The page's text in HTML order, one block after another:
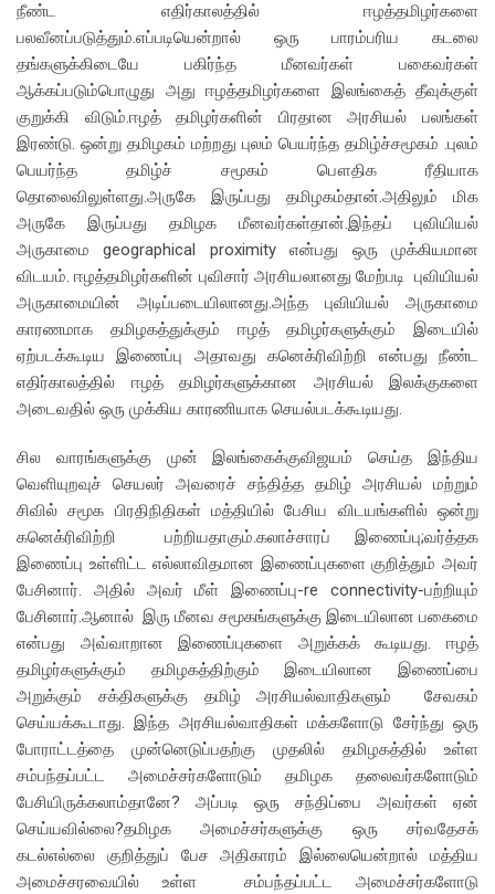
நீண்ட எதிர்காலத்தில் ஈழத்தமிழர்களை
பலவீனப்படுத்தும்.எப்படியென்றால் ஒரு பாரம்பரிய கடலை
தங்களுக்கிடையே பகிர்ந்த மீனவர்கள் பகைவர்கள்
ஆக்கப்படும்பொழுது அது ஈழத்தமிழர்களை இலங்கைத் தீவுக்குள்
குறுக்கி விடும்.ஈழத் தமிழர்களின் பிரதான அரசியல் பலங்கள்
இரண்டு. ஒன்று தமிழகம் மற்றது புலம் பெயர்ந்த தமிழ்ச்சமூகம் .புலம்
பெயர்ந்த தமிழ்ச் சமூகம் பௌதிக ரீதியாக
தொலைவிலுள்ளது.அருகே இருப்பது தமிழகம்தான்.அதிலும் மிக
அருகே இருப்பது தமிழக மீனவர்கள்தான்.இந்தப் புவியியல்
அருகாமை geographical proximity என்பது ஒரு முக்கியமான
விடயம். ஈழத்தமிழர்களின் புவிசார் அரசியலானது மேற்படி புவியியல்
அருகாமையின் அடிப்படையிலானது.அந்த புவியியல் அருகாமை
காரணமாக தமிழகத்துக்கும் ஈழத் தமிழர்களுக்கும் இடையில்
ஏற்படக்கூடிய இணைப்பு அதாவது கனெக்ரிவிற்றி என்பது நீண்ட
எதிர்காலத்தில் ஈழத் தமிழர்களுக்கான அரசியல் இலக்குகளை
அடைவதில் ஒரு முக்கிய காரணியாக செயல்படக்கூடியது.
சில வாரங்களுக்கு முன் இலங்கைக்குவிஜயம் செய்த இந்திய
வெளியுறவுச் செயலர் அவரைச் சந்தித்த தமிழ் அரசியல் மற்றும்
சிவில் சமூக பிரதிநிதிகள் மத்தியில் பேசிய விடயங்களில் ஒன்று
கனெக்ரிவிற்றி பற்றியதாகும்.கலாச்சாரப் இணைப்பு;வர்த்தக
இணைப்பு உள்ளிட்ட எல்லாவிதமான இணைப்புகளை குறித்தும் அவர்
பேசினார். அதில் அவர் மீள் இணைப்பு-re connectivity-பற்றியும்
பேசினார்.ஆனால் இரு மீனவ சமூகங்களுக்கு இடையிலான பகைமை
என்பது அவ்வாறான இணைப்புகளை அறுக்கக் கூடியது. ஈழத்
தமிழர்களுக்கும் தமிழகத்திற்கும் இடையிலான இணைப்பை
அறுக்கும் சக்திகளுக்கு தமிழ் அரசியல்வாதிகளும் சேவகம்
செய்யக்கூடாது. இந்த அரசியல்வாதிகள் மக்களோடு சேர்ந்து ஒரு
போராட்டத்தை முன்னெடுப்பதற்கு முதலில் தமிழகத்தில் உள்ள
சம்பந்தப்பட்ட அமைச்சர்களோடும் தமிழக தலைவர்களோடும்
பேசியிருக்கலாம்தானே? அப்படி ஒரு சந்திப்பை அவர்கள் ஏன்
செய்யவில்லை?தமிழக அமைச்சர்களுக்கு ஒரு சர்வதேசக்
கடல்எல்லை குறித்துப் பேச அதிகாரம் இல்லையென்றால் மத்திய
அமைச்சரவையில் உள்ள சம்பந்தப்பட்ட அமைச்சர்களோடு